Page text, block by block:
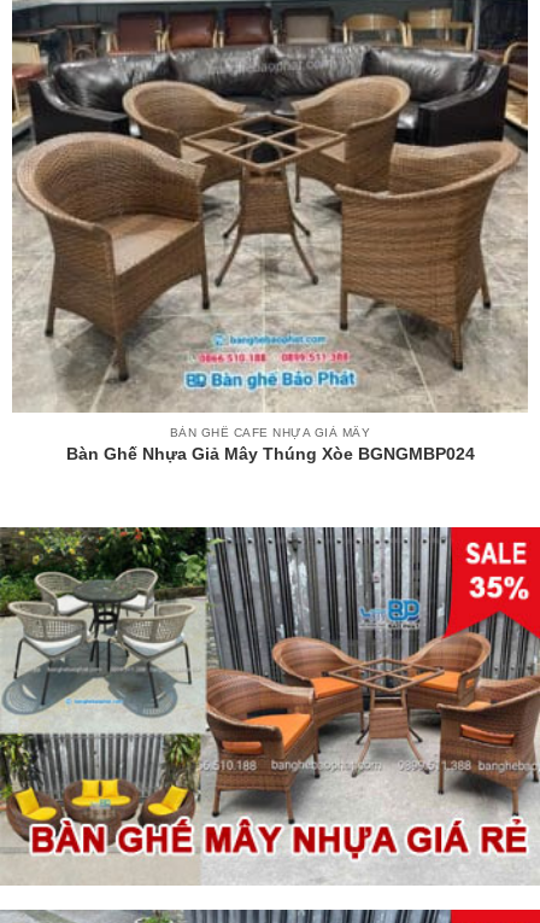
BÀN GHẾ CAFE NHỰA GIẢ MÂY
Bàn Ghế Nhựa Giả Mây Thúng Xòe BGNGMBP024